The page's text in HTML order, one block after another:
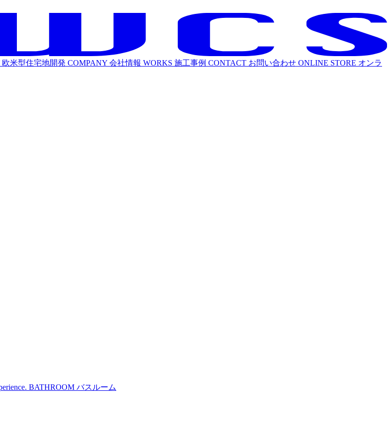
欧米型住宅地開発 COMPANY 会社情報 WORKS 施工事例 CONTACT お問い合わせ ONLINE STORE オンラ
BATHROOM バスルーム